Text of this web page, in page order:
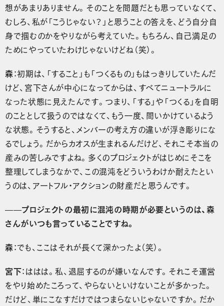
想があまりありません。そのことを問題だとも思っていなくて、
むしろ、私が「こうじゃない？」と思うことの答えを、どう自分自
身で掴むのかをやりながら考えていた。もちろん、自己満足の
ためにやっていたわけじゃないけどね（笑）。
森：初期は、「すること」も「つくるもの」もはっきりしていたんだ
けど、宮下さんが中心になってからは、すべてニュートラルに
なった状態に見えたんです。つまり、「する」や「つくる」を自明
のこととして扱うのではなくて、もう一度、問いかけているよう
な状態。そうすると、メンバーの考え方の違いが浮き彫りにな
るでしょう。だからカオスが生まれるんだけど、それこそ本当の
産みの苦しみですよね。多くのプロジェクトがはじめにそこを
整理してしまうなかで、この混沌をどういうわけか耐えたとい
うのは、アートフル・アクションの財産だと思うんです。
——プロジェクトの最初に混沌の時期が必要というのは、森
さんがいつも言っていることですね。
森：でも、ここはそれが長くて深かったよ（笑）。
宮下：ははは。私、退屈するのが嫌いなんです。それこそ運営
をやり始めたころって、やらないといけないことが多かった。
だけど、単にこなすだけではつまらないじゃないですか。だか